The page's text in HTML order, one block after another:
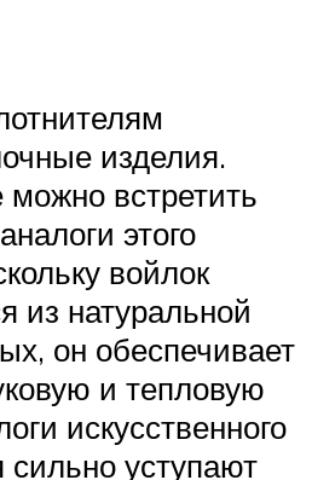
изделия.
встретить
этого
войлок
из натуральной
он обеспечивает
и тепловую
искусственного
уступают